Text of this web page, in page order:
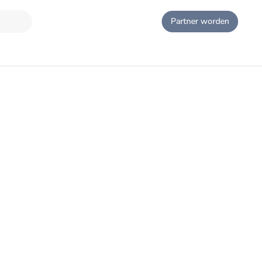
Partner worden